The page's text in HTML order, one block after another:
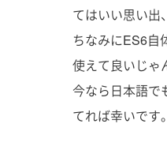
てはいい思い出
ちなみにES6自
使えて良いじゃ
今なら日本語で
てれば幸いです。